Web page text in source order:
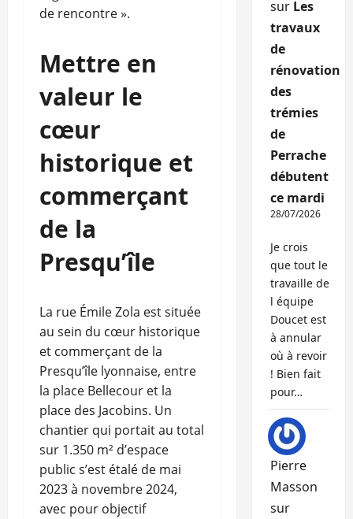
de rencontre ».
Mettre en
valeur le
cœur
historique et
commerçant
de la
Presqu’île
La rue Émile Zola est située
au sein du cœur historique
et commerçant de la
Presqu’île lyonnaise, entre
la place Bellecour et la
place des Jacobins. Un
chantier qui portait au total
sur 1.350 m² d’espace
public s’est étalé de mai
2023 à novembre 2024,
avec pour objectif
sur Les
travaux
de
rénovation
des
trémies
de
Perrache
débutent
ce mardi
28/07/2026
Je crois
que tout le
travaille de
l équipe
Doucet est
à annular
où à revoir
! Bien fait
pour…
Pierre
Masson
sur